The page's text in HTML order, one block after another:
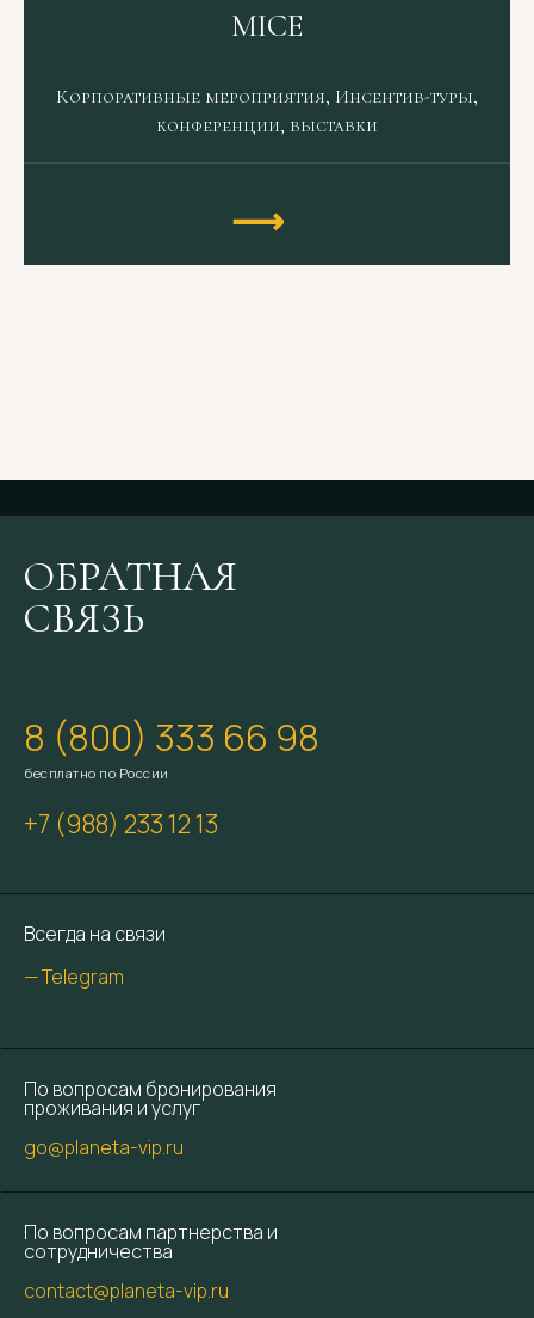
MICE
Корпоративные мероприятия, Инсентив-туры,
конференции, выставки
⟶
ОБРАТНАЯ
СВЯЗЬ
бесплатно по России
8 (800) 333 66 98
+7 (988) 233 12 13
Всегда на связи
— Telegram
По вопросам бронирования
проживания и услуг
go@planeta-vip.ru
По вопросам партнерства и
сотрудничества
contact@planeta-vip.ru